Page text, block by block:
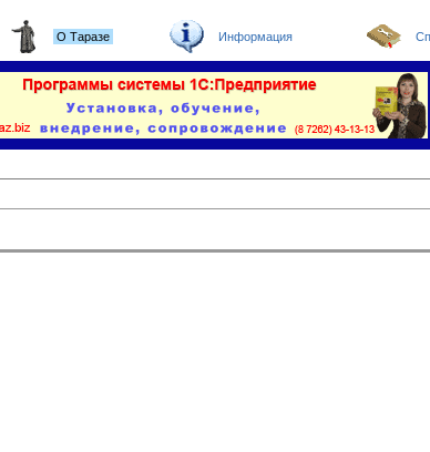
О Таразе Информация